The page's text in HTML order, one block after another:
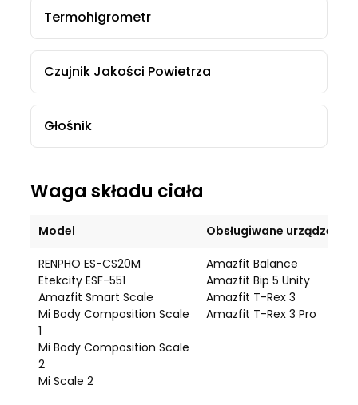
Termohigrometr
Czujnik Jakości Powietrza
Głośnik
Waga składu ciała
Model Obsługiwane urządzenie
RENPHO ES-CS20M
Etekcity ESF-551
Amazfit Smart Scale
Mi Body Composition Scale
1
Mi Body Composition Scale
2
Mi Scale 2
Amazfit Balance
Amazfit Bip 5 Unity
Amazfit T-Rex 3
Amazfit T-Rex 3 Pro